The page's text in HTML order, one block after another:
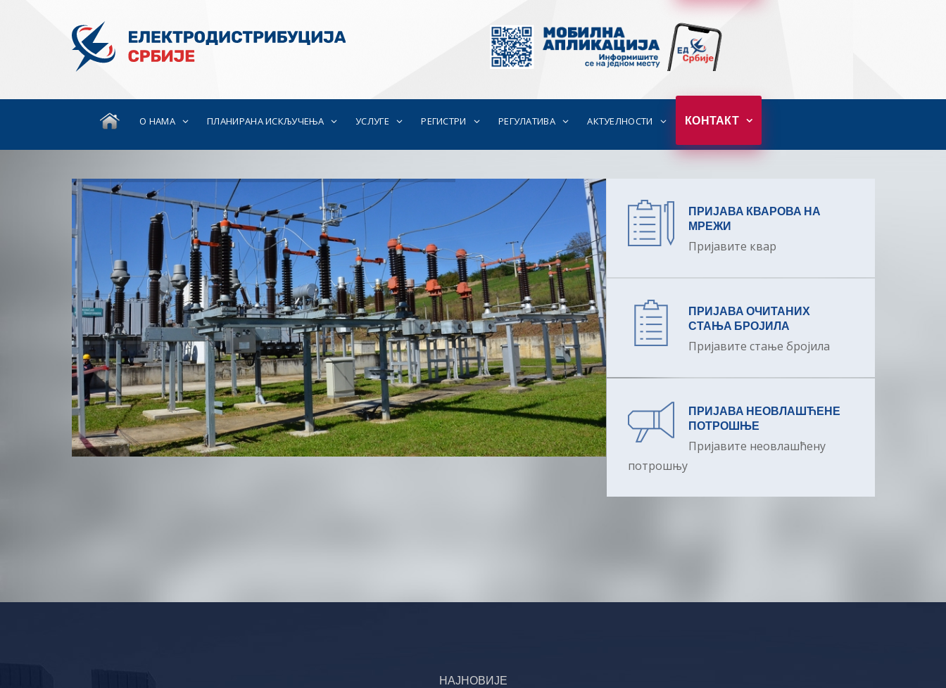
О НАМА ПЛАНИРАНА ИСКЉУЧЕЊА УСЛУГЕ РЕГИСТРИ РЕГУЛАТИВА АКТУЕЛНОСТИ КОНТАКТ
ПРИЈАВА КВАРОВА НА
МРЕЖИ
Пријавите квар
ПРИЈАВА ОЧИТАНИХ
СТАЊА БРОЈИЛА
Пријавите стање бројила
ПРИЈАВА НЕОВЛАШЋЕНЕ
ПОТРОШЊЕ
Пријавите неовлашћену
потрошњу
НАЈНОВИЈЕ